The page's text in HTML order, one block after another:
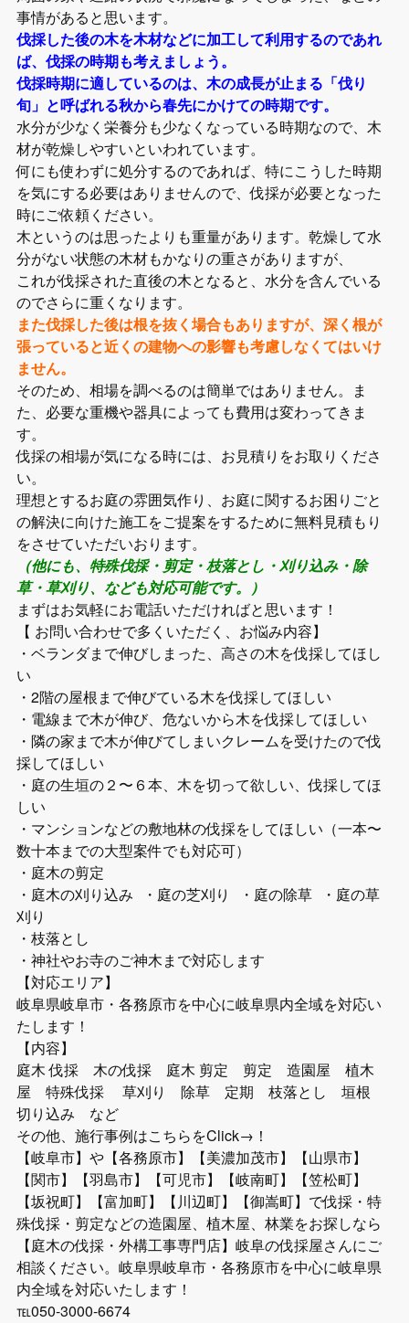
事情があると思います。
伐採した後の木を木材などに加工して利用するのであれ
ば、伐採の時期も考えましょう。
伐採時期に適しているのは、木の成長が止まる「伐り
旬」と呼ばれる秋から春先にかけての時期です。
水分が少なく栄養分も少なくなっている時期なので、木
材が乾燥しやすいといわれています。
何にも使わずに処分するのであれば、特にこうした時期
を気にする必要はありませんので、伐採が必要となった
時にご依頼ください。
木というのは思ったよりも重量があります。乾燥して水
分がない状態の木材もかなりの重さがありますが、
これが伐採された直後の木となると、水分を含んでいる
のでさらに重くなります。
また伐採した後は根を抜く場合もありますが、深く根が
張っていると近くの建物への影響も考慮しなくてはいけ
ません。
そのため、相場を調べるのは簡単ではありません。ま
た、必要な重機や器具によっても費用は変わってきま
す。
伐採の相場が気になる時には、お見積りをお取りくださ
い。
理想とするお庭の雰囲気作り、お庭に関するお困りごと
の解決に向けた施工をご提案をするために無料見積もり
をさせていただいおります。
（他にも、特殊伐採・剪定・枝落とし・刈り込み・除
草・草刈り、なども対応可能です。）
まずはお気軽にお電話いただければと思います！
【 お問い合わせで多くいただく、お悩み内容】
・ベランダまで伸びしまった、高さの木を伐採してほし
い
・2階の屋根まで伸びている木を伐採してほしい
・電線まで木が伸び、危ないから木を伐採してほしい
・隣の家まで木が伸びてしまいクレームを受けたので伐
採してほしい
・庭の生垣の２〜６本、木を切って欲しい、伐採してほ
しい
・マンションなどの敷地林の伐採をしてほしい（一本〜
数十本までの大型案件でも対応可）
・庭木の剪定
・庭木の刈り込み ・庭の芝刈り ・庭の除草 ・庭の草
刈り
・枝落とし
・神社やお寺のご神木まで対応します
【対応エリア】
岐阜県岐阜市・各務原市を中心に岐阜県内全域を対応い
たします！
【内容】
庭木 伐採 木の伐採 庭木 剪定 剪定 造園屋 植木
屋 特殊伐採 草刈り 除草 定期 枝落とし 垣根
切り込み など
その他、施行事例はこちらをClick→！
【岐阜市】や【各務原市】【美濃加茂市】【山県市】
【関市】【羽島市】【可児市】【岐南町】【笠松町】
【坂祝町】【富加町】【川辺町】【御嵩町】で伐採・特
殊伐採・剪定などの造園屋、植木屋、林業をお探しなら
【庭木の伐採・外構工事専門店】岐阜の伐採屋さんにご
相談ください。岐阜県岐阜市・各務原市を中心に岐阜県
内全域を対応いたします！
℡050-3000-6674